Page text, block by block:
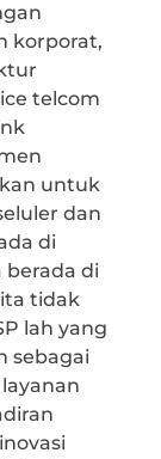
korporat,
telcom
untuk
dan
di
berada di
tidak
lah yang
sebagai